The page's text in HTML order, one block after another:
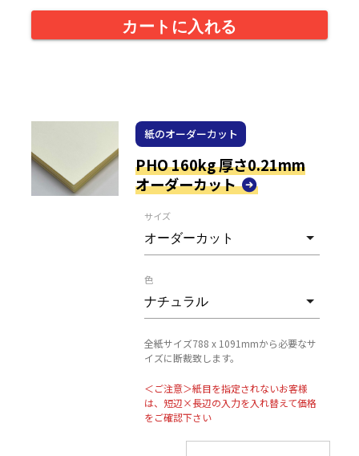
カートに入れる
紙のオーダーカット
PHO 160kg 厚さ0.21mm
オーダーカット
サイズ
色
全紙サイズ788 x 1091mmから必要なサ
イズに断裁致します。
＜ご注意＞紙目を指定されないお客様
は、短辺×長辺の入力を入れ替えて価格
をご確認下さい